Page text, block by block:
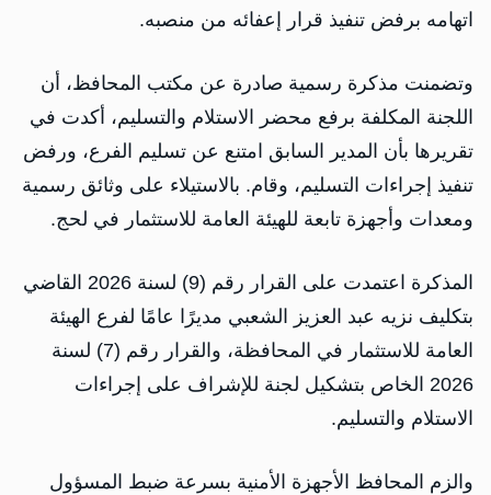
اتهامه برفض تنفيذ قرار إعفائه من منصبه.
وتضمنت مذكرة رسمية صادرة عن مكتب المحافظ، أن
اللجنة المكلفة برفع محضر الاستلام والتسليم، أكدت في
تقريرها بأن المدير السابق امتنع عن تسليم الفرع، ورفض
تنفيذ إجراءات التسليم، وقام. بالاستيلاء على وثائق رسمية
ومعدات وأجهزة تابعة للهيئة العامة للاستثمار في لحج.
المذكرة اعتمدت على القرار رقم (9) لسنة 2026 القاضي
بتكليف نزيه عبد العزيز الشعبي مديرًا عامًا لفرع الهيئة
العامة للاستثمار في المحافظة، والقرار رقم (7) لسنة
2026 الخاص بتشكيل لجنة للإشراف على إجراءات
الاستلام والتسليم.
والزم المحافظ الأجهزة الأمنية بسرعة ضبط المسؤول